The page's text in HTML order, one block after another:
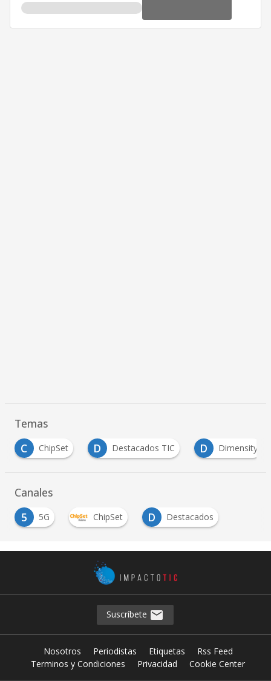
Temas
D
Destacados TIC D Dimensity M
MediaTek
Canales
5
5G ChipSet D Destacados
Suscríbete
Nosotros Periodistas Etiquetas
Rss Feed
Terminos y Condiciones
Privacidad Cookie Center